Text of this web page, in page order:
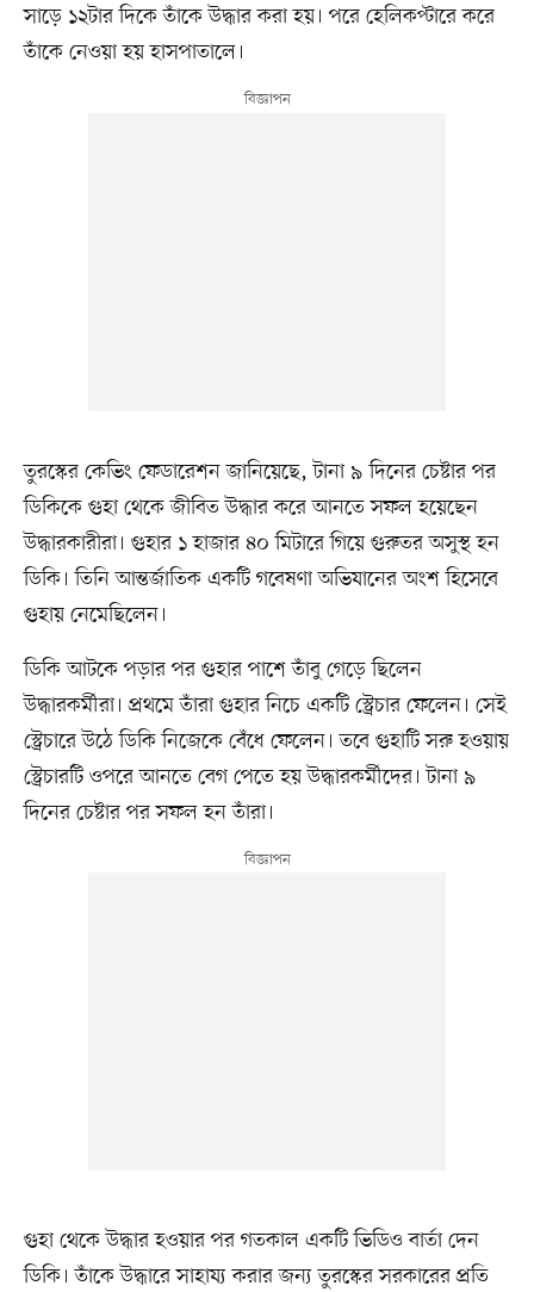
সাড়ে ১২টার দিকে তাঁকে উদ্ধার করা হয়। পরে হেলিকপ্টারে করে
তাঁকে নেওয়া হয় হাসপাতালে।
তুরস্কের কেভিং ফেডারেশন জানিয়েছে, টানা ৯ দিনের চেষ্টার পর
ডিকিকে গুহা থেকে জীবিত উদ্ধার করে আনতে সফল হয়েছেন
উদ্ধারকারীরা। গুহার ১ হাজার ৪০ মিটারে গিয়ে গুরুতর অসুস্থ হন
ডিকি। তিনি আন্তর্জাতিক একটি গবেষণা অভিযানের অংশ হিসেবে
গুহায় নেমেছিলেন।
ডিকি আটকে পড়ার পর গুহার পাশে তাঁবু গেড়ে ছিলেন
উদ্ধারকর্মীরা। প্রথমে তাঁরা গুহার নিচে একটি স্ট্রেচার ফেলেন। সেই
স্ট্রেচারে উঠে ডিকি নিজেকে বেঁধে ফেলেন। তবে গুহাটি সরু হওয়ায়
স্ট্রেচারটি ওপরে আনতে বেগ পেতে হয় উদ্ধারকর্মীদের। টানা ৯
দিনের চেষ্টার পর সফল হন তাঁরা।
গুহা থেকে উদ্ধার হওয়ার পর গতকাল একটি ভিডিও বার্তা দেন
ডিকি। তাঁকে উদ্ধারে সাহায্য করার জন্য তুরস্কের সরকারের প্রতি